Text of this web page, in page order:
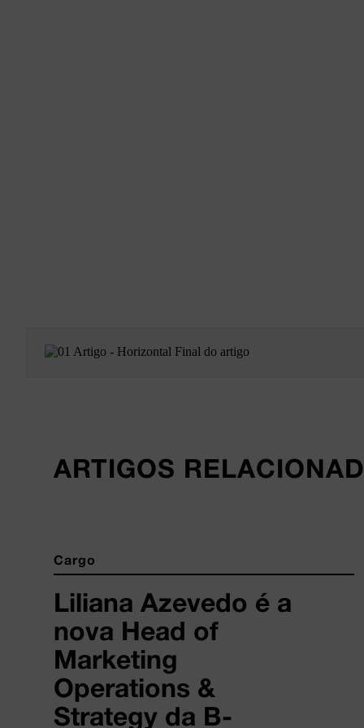
ARTIGOS
Cargo
Liliana Azevedo é a
nova Head of
Marketing
Operations &
Strategy da B-